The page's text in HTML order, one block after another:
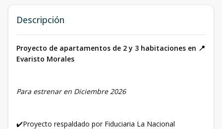
Descripción
Proyecto de apartamentos de 2 y 3 habitaciones en 📍
Evaristo Morales
Para estrenar en Diciembre 2026
✔️Proyecto respaldado por Fiduciaria La Nacional